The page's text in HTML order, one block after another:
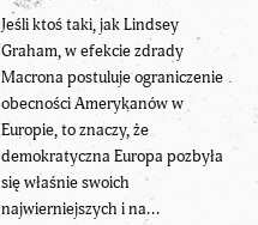
Jeśli ktoś taki, jak Lindsey
Graham, w efekcie zdrady
Macrona postuluje ograniczenie
obecności Amerykanów w
Europie, to znaczy, że
demokratyczna Europa pozbyła
się właśnie swoich
najwierniejszych i na...